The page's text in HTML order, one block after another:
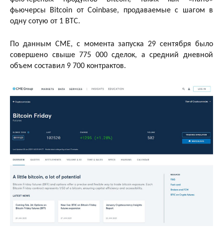
фьючерсы Bitcoin от Coinbase, продаваемые с шагом в
одну сотую от 1 BTC.
По данным CME, с момента запуска 29 сентября было
совершено свыше 775 000 сделок, а средний дневной
объем составил 9 700 контрактов.